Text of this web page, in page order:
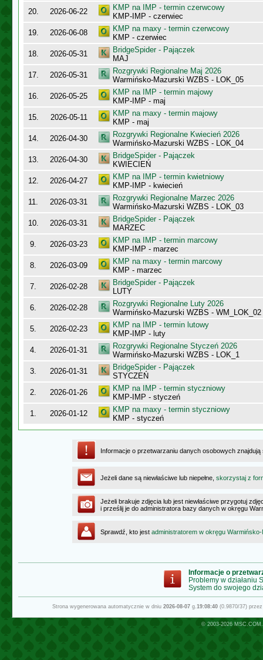
20.
2026-06-22
KMP na IMP - termin czerwcowy
KMP-IMP - czerwiec
19.
2026-06-08
KMP na maxy - termin czerwcowy
KMP - czerwiec
18.
2026-05-31
BridgeSpider - Pajączek
MAJ
17.
2026-05-31
Rozgrywki Regionalne Maj 2026
Warmińsko-Mazurski WZBS - LOK_05
16.
2026-05-25
KMP na IMP - termin majowy
KMP-IMP - maj
15.
2026-05-11
KMP na maxy - termin majowy
KMP - maj
14.
2026-04-30
Rozgrywki Regionalne Kwiecień 2026
Warmińsko-Mazurski WZBS - LOK_04
13.
2026-04-30
BridgeSpider - Pajączek
KWIECIEŃ
12.
2026-04-27
KMP na IMP - termin kwietniowy
KMP-IMP - kwiecień
11.
2026-03-31
Rozgrywki Regionalne Marzec 2026
Warmińsko-Mazurski WZBS - LOK_03
10.
2026-03-31
BridgeSpider - Pajączek
MARZEC
9.
2026-03-23
KMP na IMP - termin marcowy
KMP-IMP - marzec
8.
2026-03-09
KMP na maxy - termin marcowy
KMP - marzec
7.
2026-02-28
BridgeSpider - Pajączek
LUTY
6.
2026-02-28
Rozgrywki Regionalne Luty 2026
Warmińsko-Mazurski WZBS - WM_LOK_02
5.
2026-02-23
KMP na IMP - termin lutowy
KMP-IMP - luty
4.
2026-01-31
Rozgrywki Regionalne Styczeń 2026
Warmińsko-Mazurski WZBS - LOK_1
3.
2026-01-31
BridgeSpider - Pajączek
STYCZEŃ
2.
2026-01-26
KMP na IMP - termin styczniowy
KMP-IMP - styczeń
1.
2026-01-12
KMP na maxy - termin styczniowy
KMP - styczeń
Informacje o przetwarzaniu danych osobowych
Jeżeli dane są niewłaściwe lub niepełne, skorzystaj z
Jeżeli brakuje zdjęcia lub jest niewłaściwe przygotuj
i prześlij je do administratora bazy danych w okręgu
Sprawdź, kto jest administratorem w okręgu
Informacje o
Problemy w działaniu
System do swojego
Strona wygenerowana automatycznie w dniu 2026-08-07g.19:08:40(0.9870/37)
© 2003-2026